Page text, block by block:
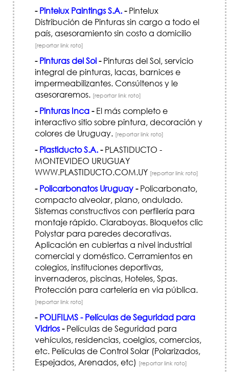
- Pintelux Paintings S.A.-Pintelux
Distribución de Pinturas sin cargo a todo el
país, asesoramiento sin costo a domicilio
[reportar link roto]
- Pinturas del Sol-Pinturas del Sol, servicio
integral de pinturas, lacas, barnices e
impermeabilizantes. Consúltenos y le
asesoraremos. [reportar link roto]
- Pinturas Inca-El más completo e
interactivo sitio sobre pintura, decoración y
colores de Uruguay. [reportar link roto]
- Plastiducto S.A.-PLASTIDUCTO -
MONTEVIDEO URUGUAY
WWW.PLASTIDUCTO.COM.UY [reportar link roto]
- Policarbonatos Uruguay-Policarbonato,
compacto alveolar, plano, ondulado.
Sistemas constructivos con perfilería para
montaje rápido. Claraboyas. Bloquetos clic
Polystar para paredes decorativas.
Aplicación en cubiertas a nivel industrial
comercial y doméstico. Cerramientos en
colegios, instituciones deportivas,
invernaderos, piscinas, Hoteles, Spas.
Protección para cartelería en via pública.
[reportar link roto]
- POLIFILMS - Películas de Seguridad para
Vidrios-Películas de Seguridad para
vehículos, residencias, coelgios, comercios,
etc. Películas de Control Solar (Polarizados,
Espejados, Arenados, etc) [reportar link roto]